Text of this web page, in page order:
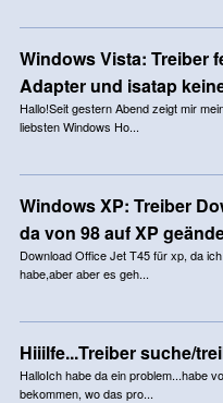
Windows Vista: Treiber
Adapter und isatap
Hallo!Seit gestern Abend zeigt mir
liebsten Windows Ho...
Windows XP: Treiber
da von 98 auf XP
Download Office Jet T45 für xp, da
habe,aber aber es geh...
Hiiilfe...Treiber suche/
HalloIch habe da ein problem...habe
bekommen, wo das pro...